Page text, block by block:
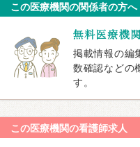
この医療機関の関係者の方へ
掲載情報の編
数確認などの
す。
この医療機関の看護師求人